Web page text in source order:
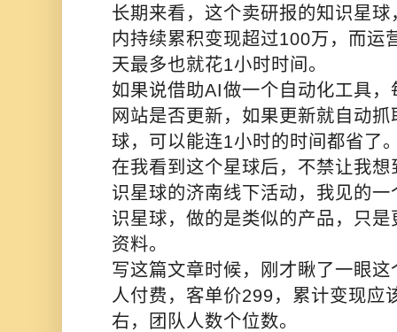
长期来看，这个卖研报的知识星
内持续累积变现超过100万，而运
天最多也就花1小时时间。
如果说借助AI做一个自动化工具
网站是否更新，如果更新就自动
球，可以能连1小时的时间都省了
在我看到这个星球后，不禁让我
识星球的济南线下活动，我见的
识星球，做的是类似的产品，只
资料。
写这篇文章时候，刚才瞅了一眼
人付费，客单价299，累计变现应
右，
团队人数个位数。